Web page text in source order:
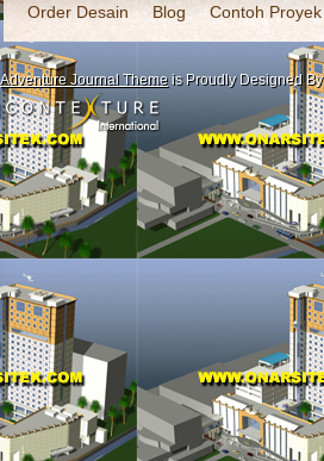
Order Desain Blog Contoh Proyek
Adventure Journal Theme is Proudly Designed By